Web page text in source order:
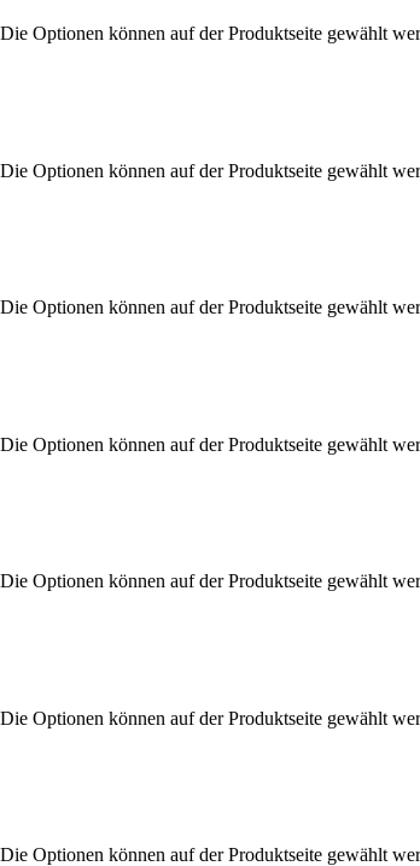
Optionen können auf der Produktseite gewählt
Optionen können auf der Produktseite gewählt
Optionen können auf der Produktseite gewählt
Optionen können auf der Produktseite gewählt
Optionen können auf der Produktseite gewählt
Optionen können auf der Produktseite gewählt
Optionen können auf der Produktseite gewählt